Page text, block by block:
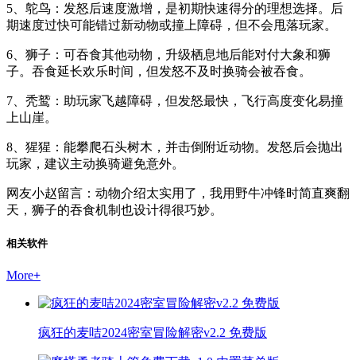
5、鸵鸟：发怒后速度激增，是初期快速得分的理想选择。后
期速度过快可能错过新动物或撞上障碍，但不会甩落玩家。
6、狮子：可吞食其他动物，升级栖息地后能对付大象和狮
子。吞食延长欢乐时间，但发怒不及时换骑会被吞食。
7、秃鹫：助玩家飞越障碍，但发怒最快，飞行高度变化易撞
上山崖。
8、猩猩：能攀爬石头树木，并击倒附近动物。发怒后会抛出
玩家，建议主动换骑避免意外。
网友小赵留言：动物介绍太实用了，我用野牛冲锋时简直爽翻
天，狮子的吞食机制也设计得很巧妙。
相关软件
More+
疯狂的麦咭2024密室冒险解密v2.2 免费版